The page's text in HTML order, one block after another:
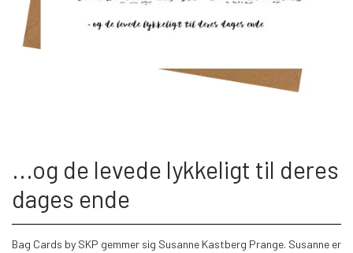
...og de levede lykkeligt til deres
dages ende
Bag Cards by SKP gemmer sig Susanne Kastberg Prange. Susanne er